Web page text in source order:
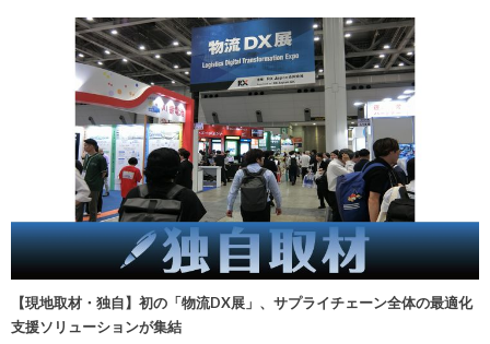
【現地取材・独自】初の「物流DX展」、サプライチェーン全体の最適化
支援ソリューションが集結